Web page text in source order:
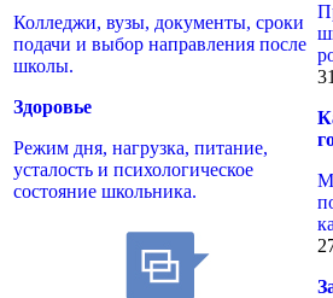
Колледжи, вузы, документы, сроки
подачи и выбор направления после
школы.
Здоровье
Режим дня, нагрузка, питание,
усталость и психологическое
состояние школьника.